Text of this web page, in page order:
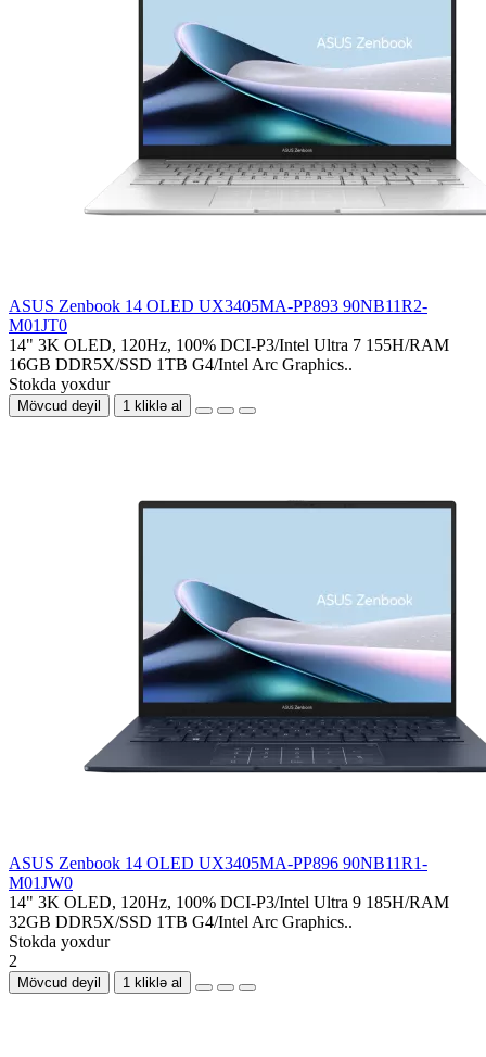
ASUS Zenbook 14 OLED UX3405MA-PP893 90NB11R2-
M01JT0
14" 3K OLED, 120Hz, 100% DCI-P3/Intel Ultra 7 155H/RAM
16GB DDR5X/SSD 1TB G4/Intel Arc Graphics..
Stokda yoxdur
Mövcud deyil 1 kliklə al
ASUS Zenbook 14 OLED UX3405MA-PP896 90NB11R1-
M01JW0
14" 3K OLED, 120Hz, 100% DCI-P3/Intel Ultra 9 185H/RAM
32GB DDR5X/SSD 1TB G4/Intel Arc Graphics..
Stokda yoxdur
2
Mövcud deyil 1 kliklə al